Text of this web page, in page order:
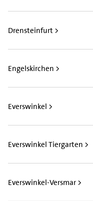
Drensteinfurt >
Engelskirchen >
Everswinkel >
Everswinkel Tiergarten >
Everswinkel-Versmar >